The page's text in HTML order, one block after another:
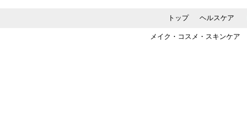
トップ ヘルスケア
メイク・コスメ・スキンケア